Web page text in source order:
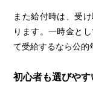
また給付時は、受
ります。一時金と
て受給するなら公的
初心者も選びや